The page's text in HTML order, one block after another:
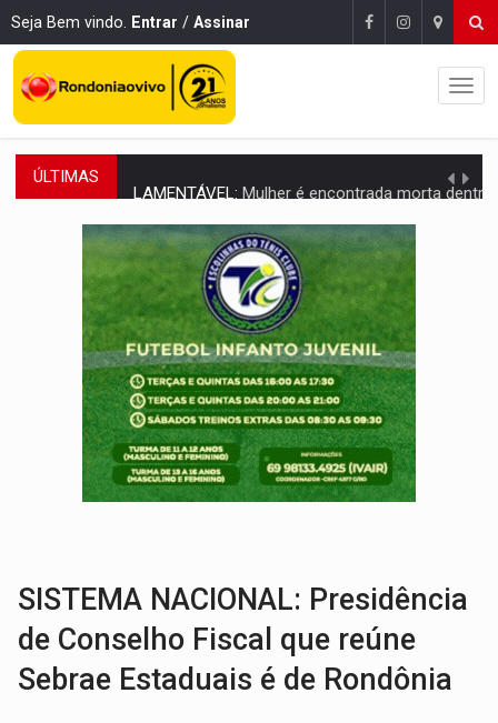
Seja Bem vindo. Entrar / Assinar
ÚLTIMAS Mulher é encontrada morta dentro de residência
'XANDY DO MOTOCROSS':Pai morre em acidente na BR-364 duas semanas após
PESO DO VOTO:Cinco maiores colégios eleitorais concentram 53,7% dos
COLUNA SEMANAL:Largada foi dada e candidatos ao Governo de RO partem
SOB SUSPEITA:Entrega de 286 máquinas em Rondônia coincide com
ARTIGO:Reter até 50% no distrato imobiliário é legal, mas não pode
DO HOSPITAL AO CAMPO:Veja as mais de 200 ações de Marcos
EXPANSÃO:Grupo Nova Era amplia presença em PVH e transforma Aramix
SISTEMA NACIONAL: Presidência
de Conselho Fiscal que reúne
Sebrae Estaduais é de Rondônia